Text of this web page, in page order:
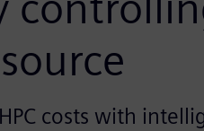
costs with